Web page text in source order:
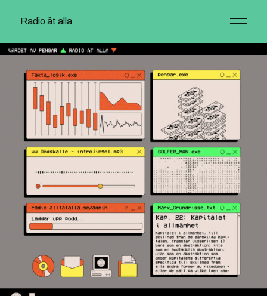
Radio åt alla